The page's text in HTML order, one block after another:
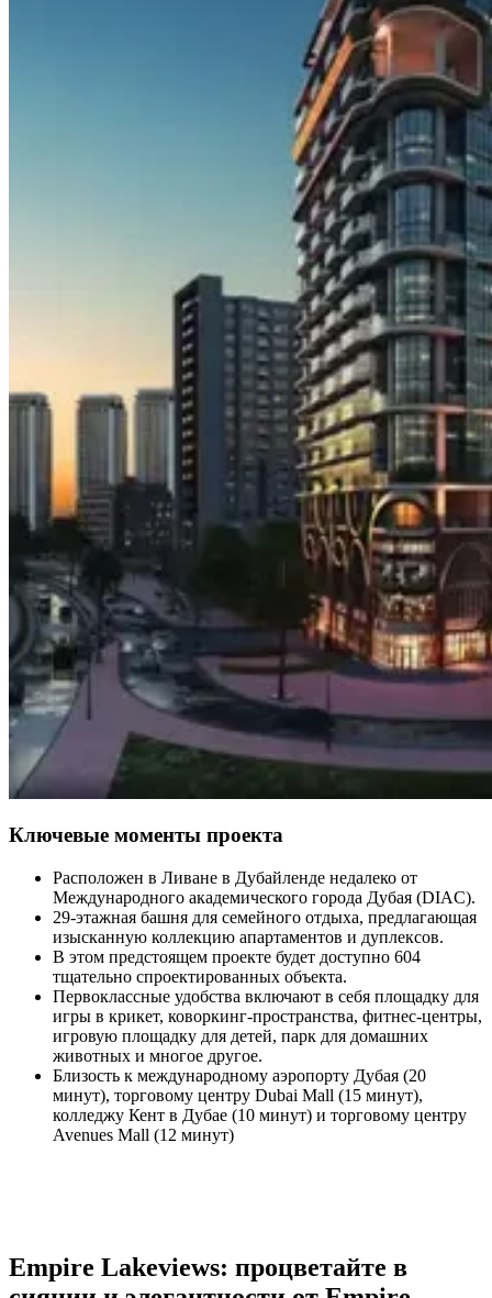
Ключевые моменты проекта
Расположен в Ливане в Дубайленде недалеко от
Международного академического города Дубая (DIAC).
29-этажная башня для семейного отдыха, предлагающая
изысканную коллекцию апартаментов и дуплексов.
В этом предстоящем проекте будет доступно 604
тщательно спроектированных объекта.
Первоклассные удобства включают в себя площадку для
игры в крикет, коворкинг-пространства, фитнес-центры,
игровую площадку для детей, парк для домашних
животных и многое другое.
Близость к международному аэропорту Дубая (20
минут), торговому центру Dubai Mall (15 минут),
колледжу Кент в Дубае (10 минут) и торговому центру
Avenues Mall (12 минут)
Empire Lakeviews: процветайте в